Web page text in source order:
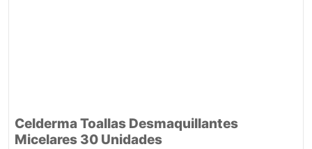
Celderma Toallas Desmaquillantes
Micelares 30 Unidades